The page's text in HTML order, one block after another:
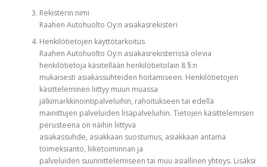
Rekisterin nimi
Raahen Autohuolto Oy:n asiakasrekisteri
Henkilötietojen käyttötarkoitus
Raahen Autohuolto Oy:n asiakasrekisterissä olevia
henkilötietoja käsitellään henkilötietolain 8 §:n
mukaisesti asiakassuhteiden hoitamiseen. Henkilötietojen
käsitteleminen liittyy muun muassa
jälkimarkkinointipalveluihin, rahoitukseen tai edellä
mainittujen palveluiden lisäpalveluihin. Tietojen käsittelemisen
perusteena on näihin liittyvä
asiakassuhde, asiakkaan suostumus, asiakkaan antama
toimeksianto, liiketoiminnan ja
palveluiden suunnittelemiseen tai muu asiallinen yhteys. Lisäksi